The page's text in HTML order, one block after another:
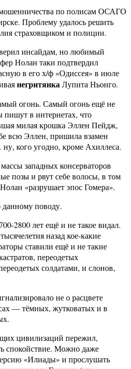
по полисам ОСАГО
Проблему удалось решить
страховщиком и полиции.
инсайдам, но любимый
Нолан таки подтвердил
в его х/ф «Одиссея» в июле
негритянкаЛупита Ньонго.
огонь. Самый огонь ещё не
пишут в интернетах, что
милая крошка Эллен Пейдж,
всю Эллен, пришила взамен
кого угодно, кроме Ахиллеса.
западных консерваторов
позы и рвут себе волосы, в том
«разрушает эпос Гомера».
данному поводу.
2800 лет ещё и не такое видал.
назад кое-какие
ставили ещё и не такие
переодетых
солдатами, и слонов,
не о расцвете
— тёмных, жутковатых и в
цивилизаций пережил,
спокойствие. Можно даже
«Илиады» и прослушать